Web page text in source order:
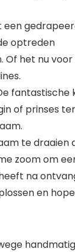
optreden
Of het nu
of prinses
te draaien
zoom om
na
en